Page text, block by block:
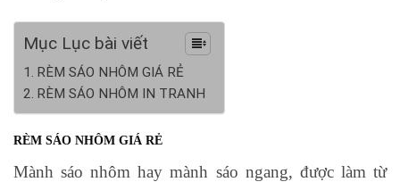
Mục Lục bài viết
RÈM SÁO NHÔM GIÁ RẺ
RÈM SÁO NHÔM IN TRANH
RÈM SÁO NHÔM GIÁ RẺ
Mành sáo nhôm hay mành sáo ngang, được làm từ